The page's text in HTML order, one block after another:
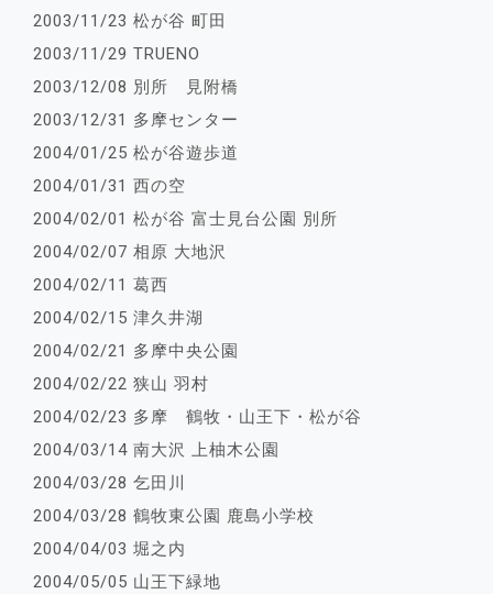
2003/11/23 松が谷 町田
2003/11/29 TRUENO
2003/12/08 別所 見附橋
2003/12/31 多摩センター
2004/01/25 松が谷遊歩道
2004/01/31 西の空
2004/02/01 松が谷 富士見台公園 別所
2004/02/07 相原 大地沢
2004/02/11 葛西
2004/02/15 津久井湖
2004/02/21 多摩中央公園
2004/02/22 狭山 羽村
2004/02/23 多摩 鶴牧・山王下・松が谷
2004/03/14 南大沢 上柚木公園
2004/03/28 乞田川
2004/03/28 鶴牧東公園 鹿島小学校
2004/04/03 堀之内
2004/05/05 山王下緑地